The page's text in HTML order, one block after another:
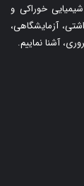
خوراکی و
آزمایشگاهی،
آشنا نماییم.